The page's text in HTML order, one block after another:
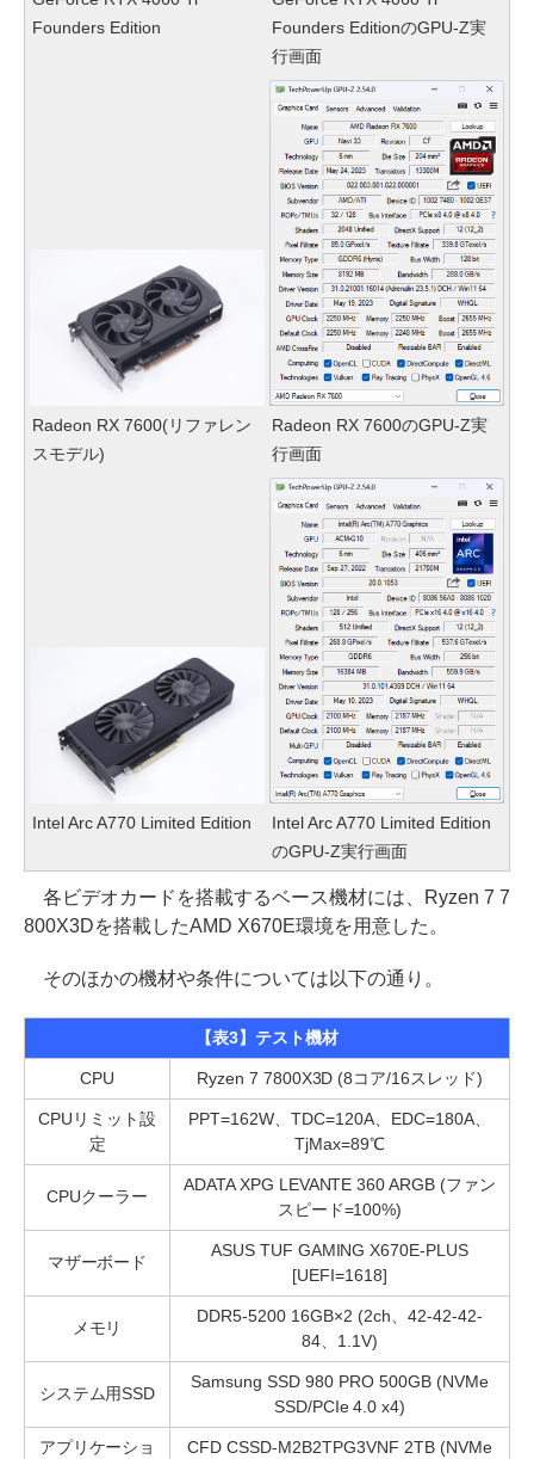
Founders Edition
Founders EditionのGPU-Z実
行画面
Radeon RX 7600(リファレン
スモデル)
Radeon RX 7600のGPU-Z実
行画面
Intel Arc A770 Limited Edition
Intel Arc A770 Limited Edition
のGPU-Z実行画面
各ビデオカードを搭載するベース機材には、Ryzen 7 7
800X3Dを搭載したAMD X670E環境を用意した。
そのほかの機材や条件については以下の通り。
【表3】テスト機材
CPU Ryzen 7 7800X3D (8コア/16スレッド)
CPUリミット設
定
PPT=162W、TDC=120A、EDC=180A、
TjMax=89℃
CPUクーラー
ADATA XPG LEVANTE 360 ARGB (ファン
スピード=100%)
マザーボード
ASUS TUF GAMING X670E-PLUS
[UEFI=1618]
メモリ
DDR5-5200 16GB×2 (2ch、42-42-42-
84、1.1V)
システム用SSD
Samsung SSD 980 PRO 500GB (NVMe
SSD/PCIe 4.0 x4)
アプリケーショ
CFD CSSD-M2B2TPG3VNF 2TB (NVMe